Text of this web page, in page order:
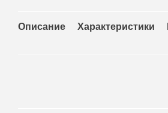
Описание Характеристики